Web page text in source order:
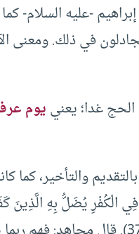
-عليه السلام- كما
في ذلك. ومعنى
غدا؛ يعنييوم
والتأخير، كما
الْكُفْرِ يُضَلُّ بِهِ الَّذِينَ